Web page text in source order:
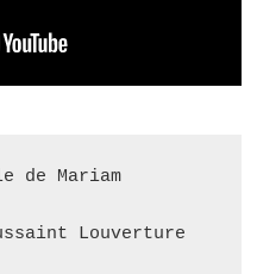
de Mariam
Louverture